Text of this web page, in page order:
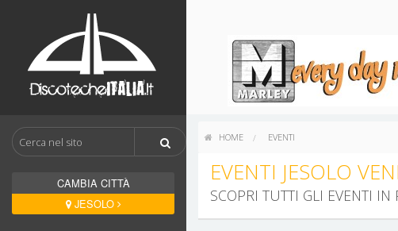
CAMBIA CITTÀ
JESOLO
HOME EVENTI
EVENTI JESOLO
SCOPRI TUTTI GLI EVENTI